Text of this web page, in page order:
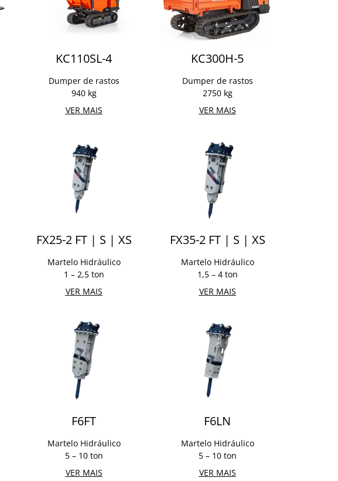
KC110SL-4
Dumper de rastos
940 kg
VER MAIS
KC300H-5
Dumper de rastos
2750 kg
VER MAIS
FX25-2 FT | S | XS
Martelo Hidráulico
1 – 2,5 ton
VER MAIS
FX35-2 FT | S | XS
Martelo Hidráulico
1,5 – 4 ton
VER MAIS
F6FT
Martelo Hidráulico
5 – 10 ton
VER MAIS
F6LN
Martelo Hidráulico
5 – 10 ton
VER MAIS